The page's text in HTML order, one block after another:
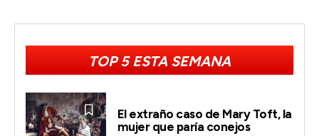
TOP 5 ESTA SEMANA
El extraño caso de Mary Toft, la
mujer que paría conejos